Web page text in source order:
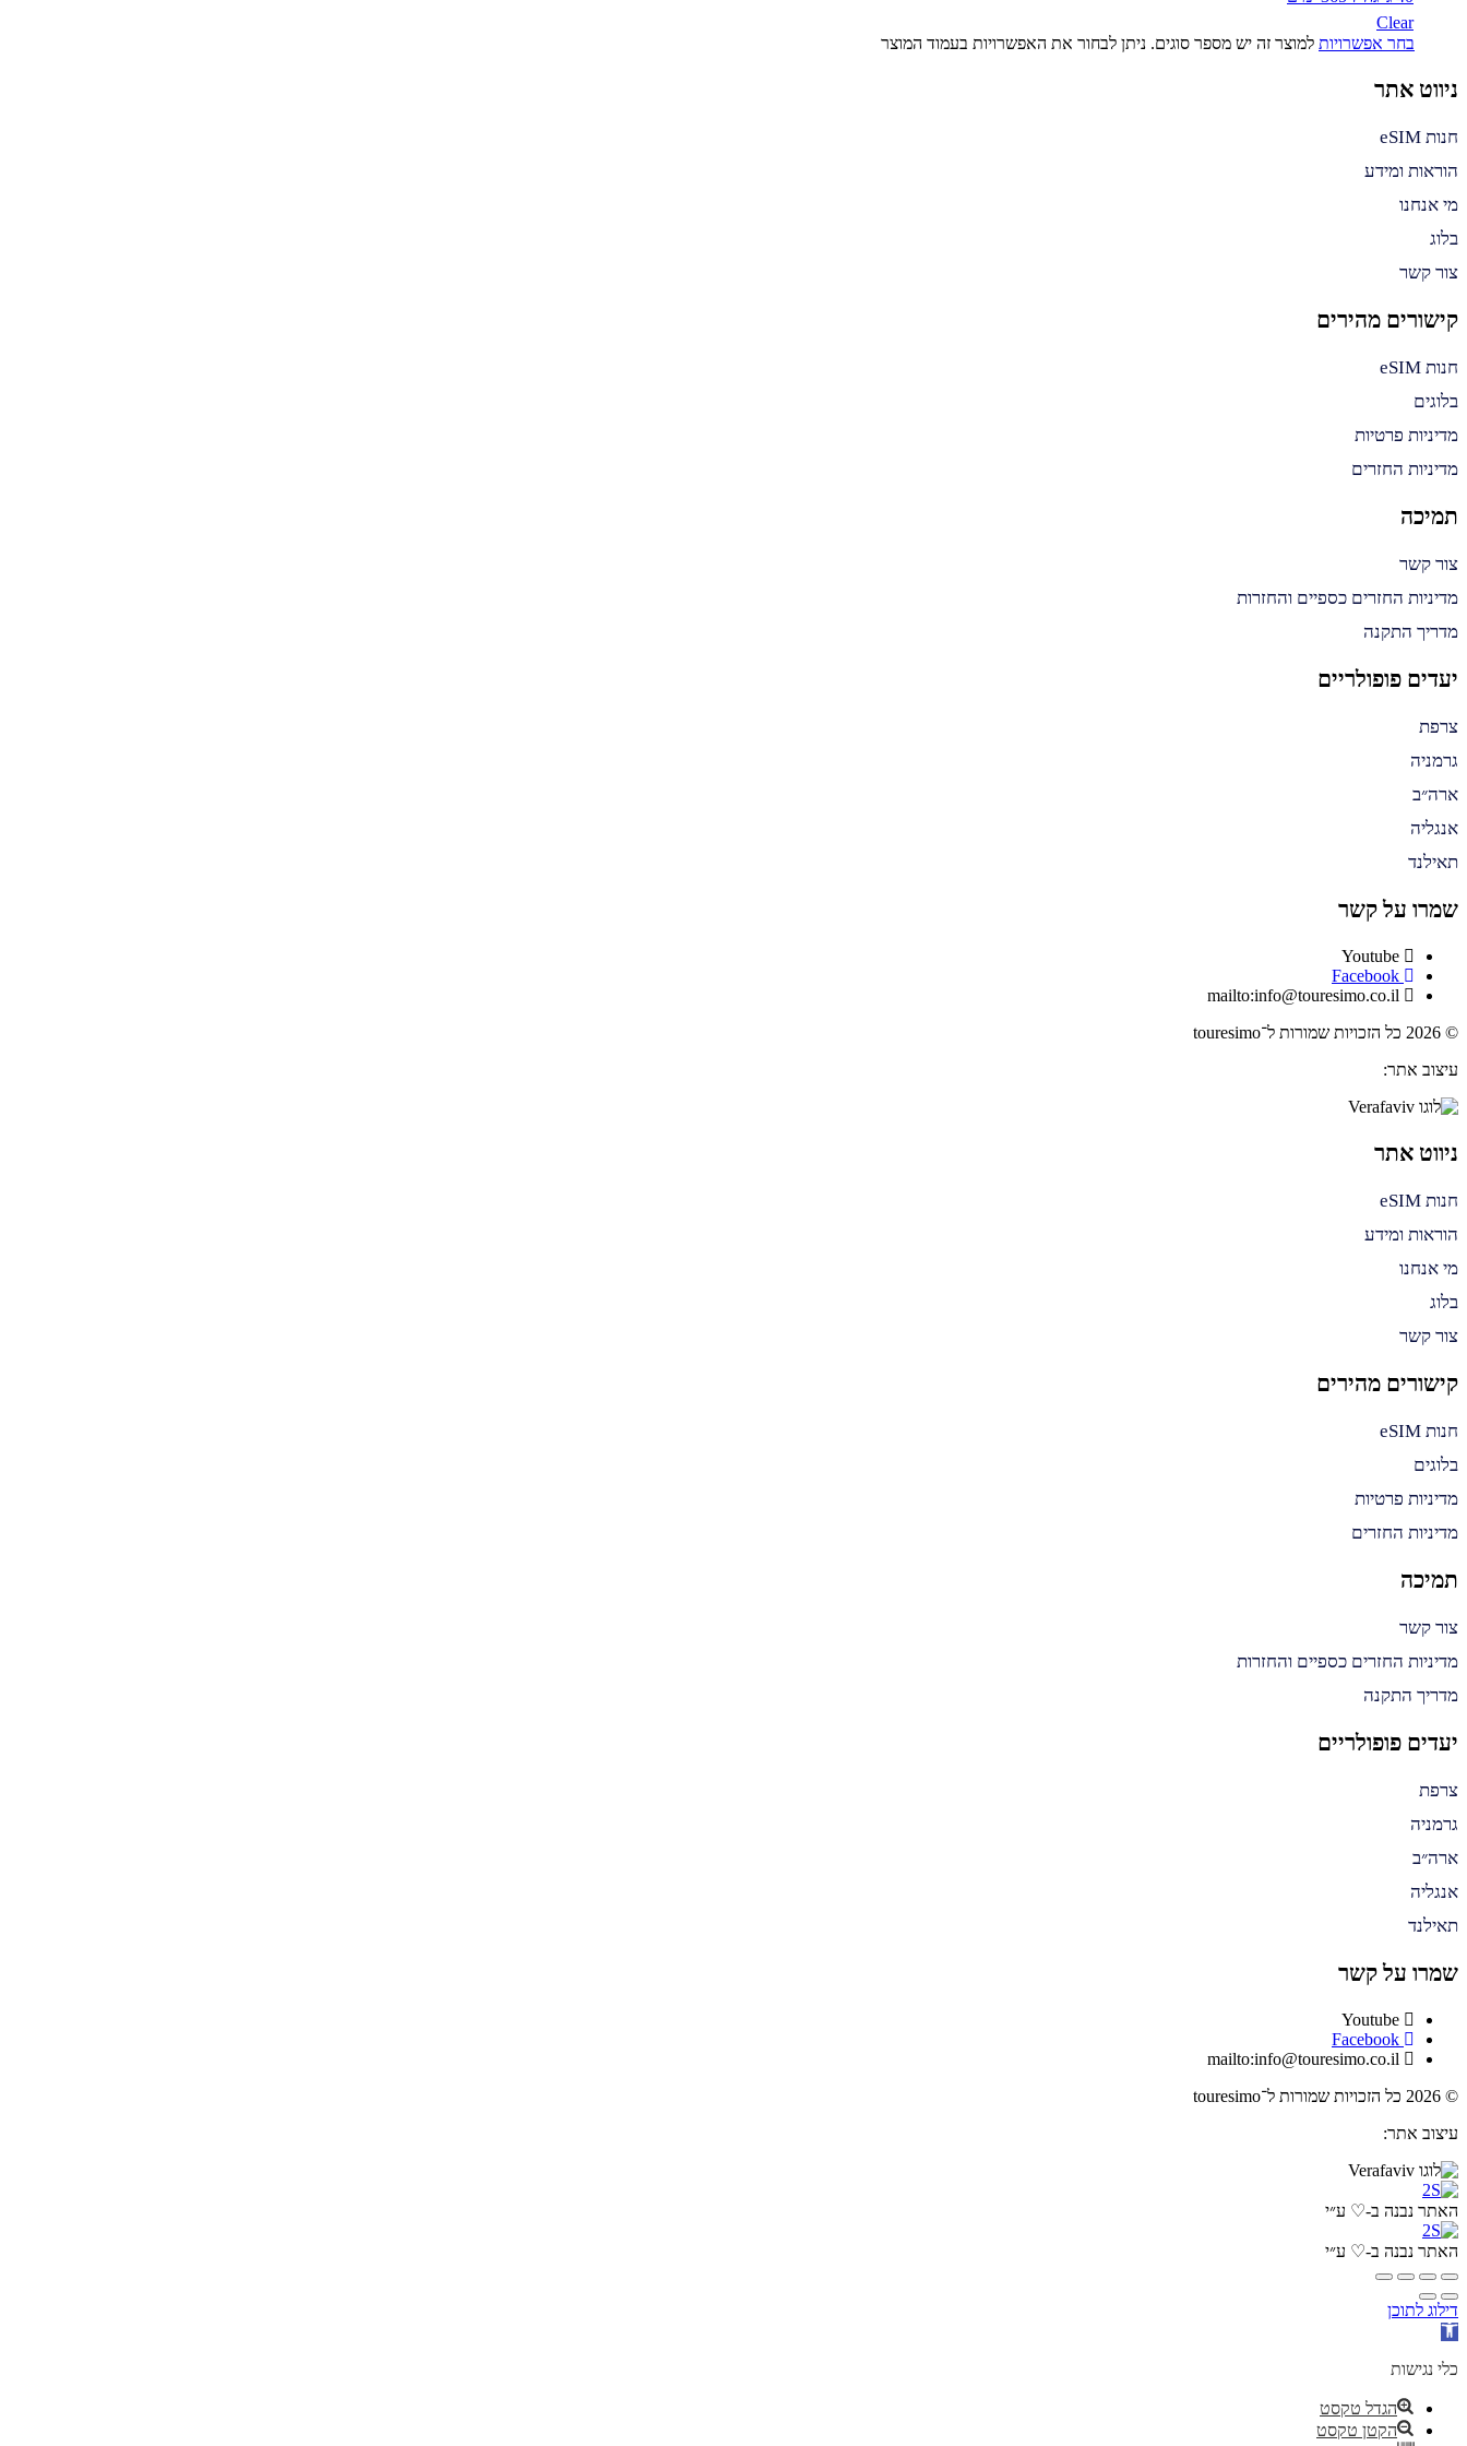
Clear
בחר אפשרויות למוצר זה יש מספר סוגים. ניתן לבחור את האפשרויות בעמוד המוצר
ניווט אתר
חנות eSIM
הוראות ומידע
מי אנחנו
בלוג
צור קשר
קישורים מהירים
חנות eSIM
בלוגים
מדיניות פרטיות
מדיניות החזרים
תמיכה
צור קשר
מדיניות החזרים כספיים והחזרות
מדריך התקנה
יעדים פופולריים
צרפת
גרמניה
ארה״ב
אנגליה
תאילנד
שמרו על קשר
Youtube
Facebook
mailto:info@touresimo.co.il
© 2026 כל הזכויות שמורות ל־touresimo
עיצוב אתר:
ניווט אתר
חנות eSIM
הוראות ומידע
מי אנחנו
בלוג
צור קשר
קישורים מהירים
חנות eSIM
בלוגים
מדיניות פרטיות
מדיניות החזרים
תמיכה
צור קשר
מדיניות החזרים כספיים והחזרות
מדריך התקנה
יעדים פופולריים
צרפת
גרמניה
ארה״ב
אנגליה
תאילנד
שמרו על קשר
Youtube
Facebook
mailto:info@touresimo.co.il
© 2026 כל הזכויות שמורות ל־touresimo
עיצוב אתר:
האתר נבנה ב-♡ ע״י
האתר נבנה ב-♡ ע״י
דילוג לתוכן
פתח
נגישות
כלי נגישות
הגדל טקסט
הקטן טקסט